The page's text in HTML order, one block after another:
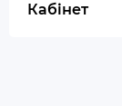
Кабінет